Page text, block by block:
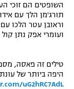
תקנון עבור פעילות
גיימינג E-Sports
תנאי שימוש
מדיניות פרטיות
בייסבול MLB
ספורט אתגרי
גיימינג E-Sports
השופטים הם זוכי
תורג'מן הלך עם
וראובן עטר הלכו
ועומרי אפק נתן קול
טילים זה פאסה,
היפה ביותר של עונת 2025/26
uG2hRC7AdL